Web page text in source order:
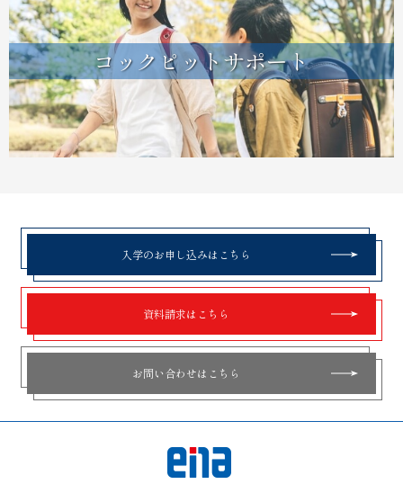
コックピットサポート
入学のお申し込みはこちら
資料請求はこちら
お問い合わせはこちら